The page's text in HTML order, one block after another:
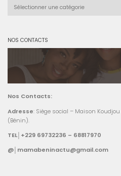
Catégories
NOS CONTACTS
Nos Contacts:
Adresse: Siège social – Maison
(Bénin).
TEL│+229 69732236 – 68817970
@│mamabeninactu@gmail.com